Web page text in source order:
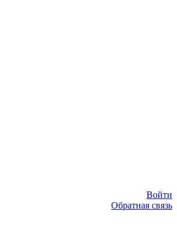
Войти
Обратная связь